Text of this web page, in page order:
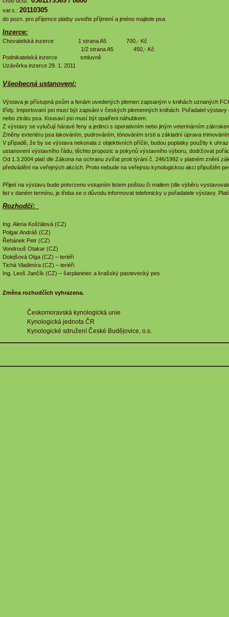
var.s.: 20110305
do pozn. pro příjemce platby uveďte příjmení a jméno majitele psa
Inzerce:
Chovatelská inzerce 1 strana A5 700,- Kč
1/2 strana A5 450,- Kč
Podnikatelská inzerce smluvně
Uzávěrka inzerce 29. 1. 2011
Všeobecná ustanovení:
Výstava je přístupná psům a fenám uvedených plemen zapsaným v knihách uznaných
třídy. Importovaní psi musí být zapsáni v českých plemenných knihách. Pořadatel
nebo ztrátu psa. Kousaví psi musí být opatřeni náhubkem.
Z výstavy se vylučují háravé feny a jedinci s operativním nebo jiným veterinárním
Změny exteriéru psa lakováním, pudrováním, tónováním srsti a základní úprava
V případě, že by se výstava nekonala z objektivních příčin, budou poplatky použity k
ustanovení výstavního řádu, těchto propozic a pokynů výstavního výboru, dodržovat
Od 1.3.2004 platí dle Zákona na ochranu zvířat proti týrání č. 246/1992 v platném znění
předvádění na veřejných akcích. Proto nebude na veřejnou kynologickou akci připuštěn
Přijetí na výstavu bude potvrzeno vstupním listem poštou či mailem (dle výběru
list v daném termínu, je třeba se o důvodu informovat telefonicky u pořadatele výstavy.
Rozhodčí:
Ing. Alena Košťálová (CZ)
Polgar Andráš (CZ)
Řehánek Petr (CZ)
Vondrouš Otakar (CZ)
Dolejšová Olga (CZ) – teriéři
Tichá Vladimíra (CZ) – teriéři
Ing. Leoš Jančík (CZ) – šarplaninec a krašský pastevecký pes
Změna rozhodčích vyhrazena.
Českomoravská kynologická unie
Kynologická jednota ČR
Kynologické sdružení České Budějovice, o.s.